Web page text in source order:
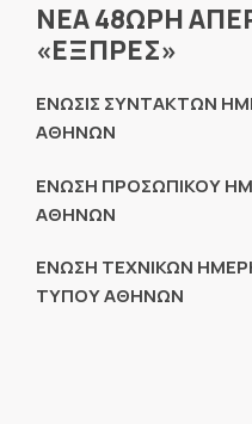
ΝΕΑ 48ΩΡΗ
«ΕΞΠΡΕΣ»
ΕΝΩΣΙΣ ΣΥΝΤΑΚΤΩΝ
ΑΘΗΝΩΝ
ΕΝΩΣΗ ΠΡΟΣΩΠΙΚΟΥ
ΑΘΗΝΩΝ
ΕΝΩΣΗ ΤΕΧΝΙΚΩΝ
ΤΥΠΟΥ ΑΘΗΝΩΝ